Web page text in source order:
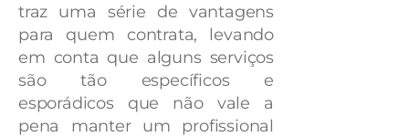
traz uma série de vantagens
para quem contrata, levando
em conta que alguns serviços
são tão específicos e
esporádicos que não vale a
pena manter um profissional